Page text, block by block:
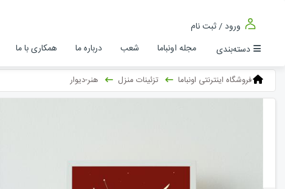
ورود / ثبت نام
دسته‌بندی
مجله اونباما شعب درباره ما همکاری با ما
فروشگاه اینترنتی اونباما تزئینات منزل هنر-دیوار